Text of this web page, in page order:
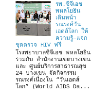
รพ.ซีจีเอช
พหลโยธิน
เดินหน้า
รณรงค์วัน
เอดส์โลก ให้
ความรู้–แจก
ชุดตรวจ HIV ฟรี
โรงพยาบาลซีจีเอช พหลโยธิน
ร่วมกับ สำนักงานเขตบางเขน
และ ศูนย์บริการสาธารณสุข
24 บางเขน จัดกิจกรรม
รณรงค์เนื่องใน “วันเอดส์
โลก” (World AIDS Da...